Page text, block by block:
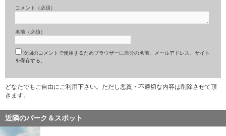
コメント（必須）
名前（必須）
次回のコメントで使用するためブラウザーに自分の名前、メールアドレス、サイト
を保存する。
どなたでもご自由にご利用下さい。ただし悪質・不適切な内容は削除させて頂
きます。
近隣のパーク＆スポット